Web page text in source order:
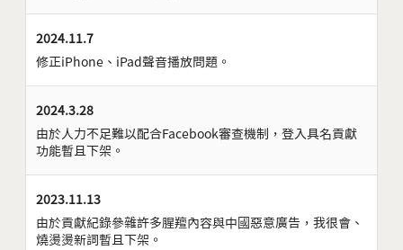
2024.11.7
修正iPhone、iPad聲音播放問題。
2024.3.28
由於人力不足難以配合Facebook審查機制，登入具名貢獻
功能暫且下架。
2023.11.13
由於貢獻紀錄參雜許多腥羶內容與中國惡意廣告，我很會、
燒燙燙新詞暫且下架。